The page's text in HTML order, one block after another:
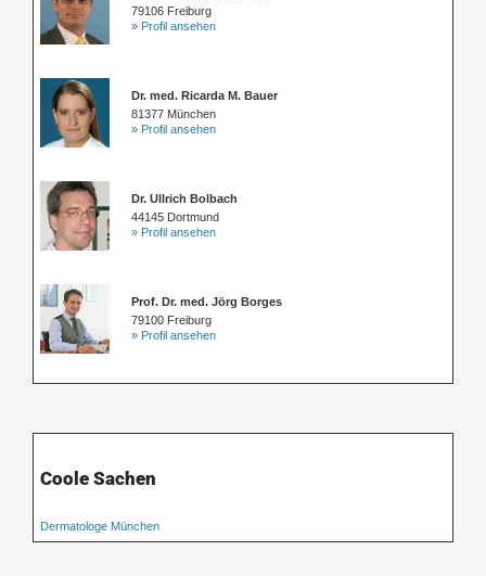
79106 Freiburg
» Profil ansehen
Dr. med. Ricarda M. Bauer
81377 München
» Profil ansehen
Dr. Ullrich Bolbach
44145 Dortmund
» Profil ansehen
Prof. Dr. med. Jörg Borges
79100 Freiburg
» Profil ansehen
Coole Sachen
Dermatologe München